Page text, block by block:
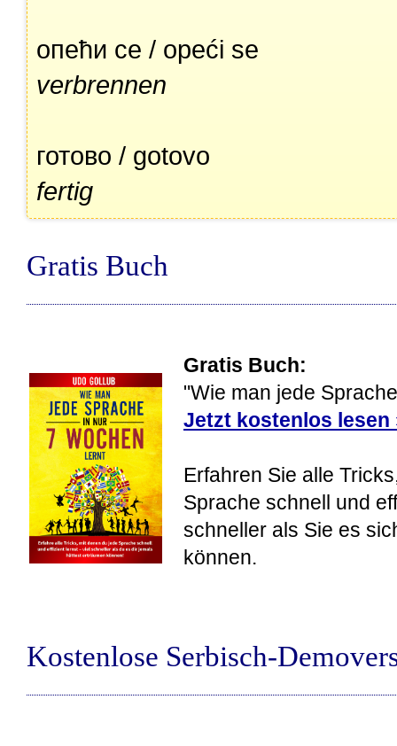
опећи се / opeći se
verbrennen
готово / gotovo
fertig
Gratis Buch
Gratis Buch:
"Wie man jede
Jetzt kostenlos lesen
Erfahren Sie alle
Sprache schnell und
schneller als Sie es
können.
Kostenlose Serbisch-